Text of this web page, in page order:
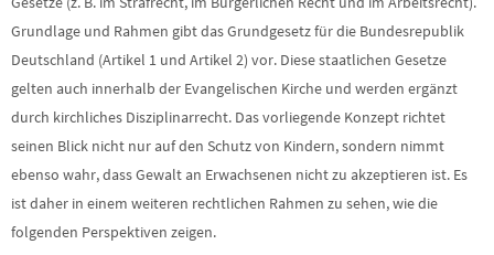
Grundlage und Rahmen gibt das Grundgesetz für die Bundesrepublik
Deutschland (Artikel 1 und Artikel 2) vor. Diese staatlichen Gesetze
gelten auch innerhalb der Evangelischen Kirche und werden ergänzt
durch kirchliches Disziplinarrecht. Das vorliegende Konzept richtet
seinen Blick nicht nur auf den Schutz von Kindern, sondern nimmt
ebenso wahr, dass Gewalt an Erwachsenen nicht zu akzeptieren ist. Es
ist daher in einem weiteren rechtlichen Rahmen zu sehen, wie die
folgenden Perspektiven zeigen.